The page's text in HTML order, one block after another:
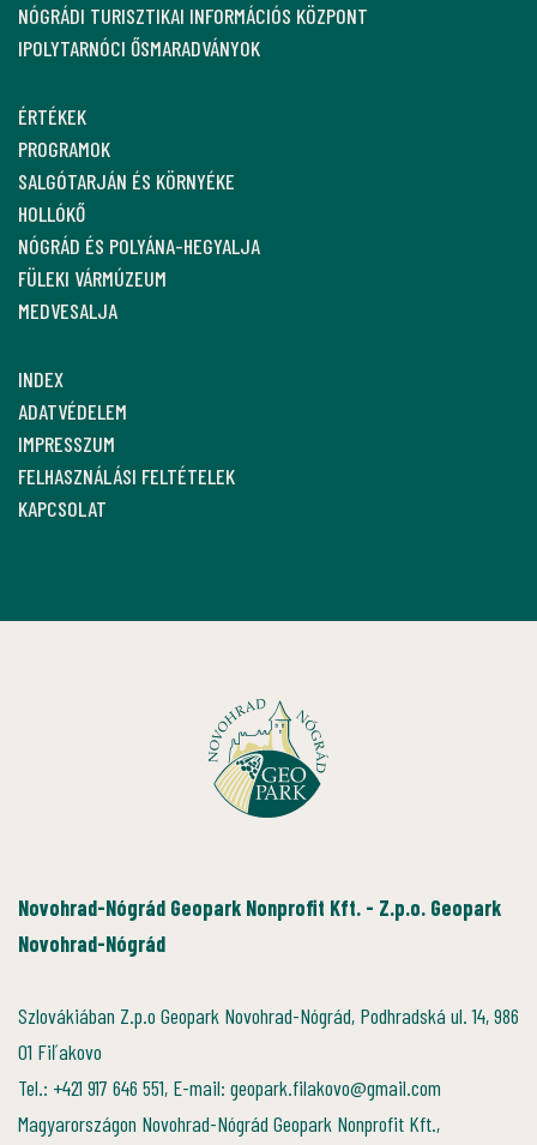
NÓGRÁDI TURISZTIKAI INFORMÁCIÓS KÖZPONT
IPOLYTARNÓCI ŐSMARADVÁNYOK
ÉRTÉKEK
PROGRAMOK
SALGÓTARJÁN ÉS KÖRNYÉKE
HOLLÓKŐ
NÓGRÁD ÉS POLYÁNA-HEGYALJA
FÜLEKI VÁRMÚZEUM
MEDVESALJA
INDEX
ADATVÉDELEM
IMPRESSZUM
FELHASZNÁLÁSI FELTÉTELEK
KAPCSOLAT
Novohrad-Nógrád Geopark Nonprofit Kft. - Z.p.o. Geopark
Novohrad-Nógrád
Szlovákiában Z.p.o Geopark Novohrad-Nógrád, Podhradská ul. 14, 986
01 Fiľakovo
Tel.: +421 917 646 551, E-mail: geopark.filakovo@gmail.com
Magyarországon Novohrad-Nógrád Geopark Nonprofit Kft.,